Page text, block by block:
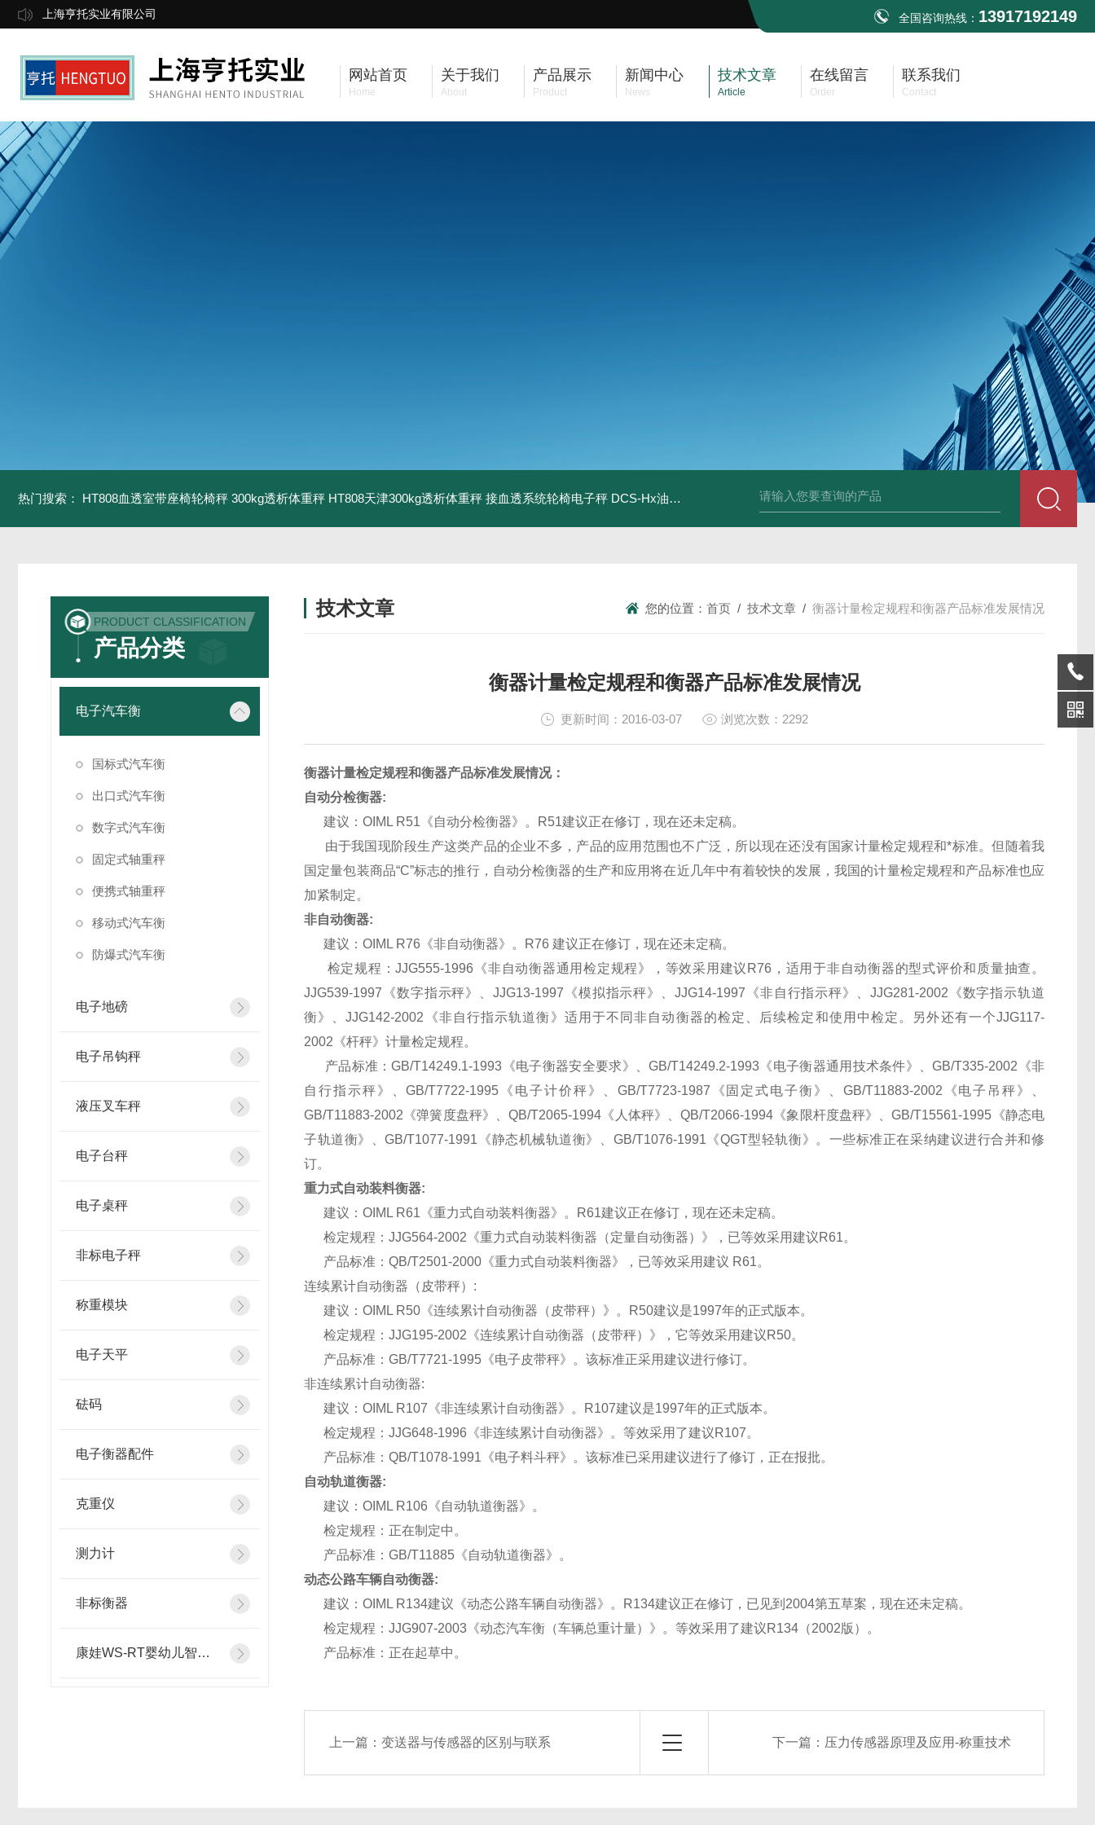
上海亨托实业有限公司 全国咨询热线： 13917192149
网站首页
Home
关于我们
About
产品展示
Product
新闻中心
News
技术文章
Article
在线留言
Order
联系我们
Contact
热门搜索： HT808血透室带座椅轮椅秤 300kg透析体重秤 HT808天津300kg透析体重秤 接血透系统轮椅电子秤 DCS-Hx油桶搬运车电子秤 上海350kg防爆倒桶称 HT808300kg带座椅轮椅秤 血透室轮椅
PRODUCT CLASSIFICATION
产品分类
电子汽车衡
国标式汽车衡
出口式汽车衡
数字式汽车衡
固定式轴重秤
便携式轴重秤
移动式汽车衡
防爆式汽车衡
电子地磅
电子吊钩秤
液压叉车秤
电子台秤
电子桌秤
非标电子秤
称重模块
电子天平
砝码
电子衡器配件
克重仪
测力计
非标衡器
康娃WS-RT婴幼儿智能体检仪
技术文章 您的位置： 首页 / 技术文章 / 衡器计量检定规程和衡器产品标准发展情况
衡器计量检定规程和衡器产品标准发展情况
更新时间：2016-03-07 浏览次数：2292
衡器计量检定规程和衡器产品标准发展情况：
自动分检衡器:
建议：OIML R51《自动分检衡器》。R51建议正在修订，现在还未定稿。
由于我国现阶段生产这类产品的企业不多，产品的应用范围也不广泛，所以现在还没有国家计量检定规程和*标准。但随着我
国定量包装商品“C”标志的推行，自动分检衡器的生产和应用将在近几年中有着较快的发展，我国的计量检定规程和产品标准也应
加紧制定。
非自动衡器:
建议：OIML R76《非自动衡器》。R76 建议正在修订，现在还未定稿。
检定规程：JJG555-1996《非自动衡器通用检定规程》，等效采用建议R76，适用于非自动衡器的型式评价和质量抽查。
JJG539-1997《数字指示秤》、JJG13-1997《模拟指示秤》、JJG14-1997《非自行指示秤》、JJG281-2002《数字指示轨道
衡》、JJG142-2002《非自行指示轨道衡》适用于不同非自动衡器的检定、后续检定和使用中检定。另外还有一个JJG117-
2002《杆秤》计量检定规程。
产品标准：GB/T14249.1-1993《电子衡器安全要求》、GB/T14249.2-1993《电子衡器通用技术条件》、GB/T335-2002《非
自行指示秤》、GB/T7722-1995《电子计价秤》、GB/T7723-1987《固定式电子衡》、GB/T11883-2002《电子吊秤》、
GB/T11883-2002《弹簧度盘秤》、QB/T2065-1994《人体秤》、QB/T2066-1994《象限杆度盘秤》、GB/T15561-1995《静态电
子轨道衡》、GB/T1077-1991《静态机械轨道衡》、GB/T1076-1991《QGT型轻轨衡》。一些标准正在采纳建议进行合并和修
订。
重力式自动装料衡器:
建议：OIML R61《重力式自动装料衡器》。R61建议正在修订，现在还未定稿。
检定规程：JJG564-2002《重力式自动装料衡器（定量自动衡器）》，已等效采用建议R61。
产品标准：QB/T2501-2000《重力式自动装料衡器》，已等效采用建议 R61。
连续累计自动衡器（皮带秤）:
建议：OIML R50《连续累计自动衡器（皮带秤）》。R50建议是1997年的正式版本。
检定规程：JJG195-2002《连续累计自动衡器（皮带秤）》，它等效采用建议R50。
产品标准：GB/T7721-1995《电子皮带秤》。该标准正采用建议进行修订。
非连续累计自动衡器:
建议：OIML R107《非连续累计自动衡器》。R107建议是1997年的正式版本。
检定规程：JJG648-1996《非连续累计自动衡器》。等效采用了建议R107。
产品标准：QB/T1078-1991《电子料斗秤》。该标准已采用建议进行了修订，正在报批。
自动轨道衡器:
建议：OIML R106《自动轨道衡器》。
检定规程：正在制定中。
产品标准：GB/T11885《自动轨道衡器》。
动态公路车辆自动衡器:
建议：OIML R134建议《动态公路车辆自动衡器》。R134建议正在修订，已见到2004第五草案，现在还未定稿。
检定规程：JJG907-2003《动态汽车衡（车辆总重计量）》。等效采用了建议R134（2002版）。
产品标准：正在起草中。
上一篇：变送器与传感器的区别与联系 下一篇： 压力传感器原理及应用-称重技术